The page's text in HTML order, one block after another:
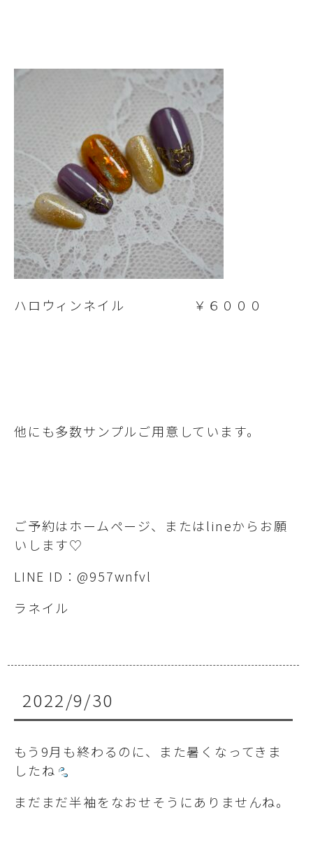
ハロウィンネイル ￥６０００
他にも多数サンプルご用意しています。
ご予約はホームページ、またはlineからお願
いします♡
LINE ID：@957wnfvl
ラネイル
2022/9/30
もう9月も終わるのに、また暑くなってきま
したね
まだまだ半袖をなおせそうにありませんね。